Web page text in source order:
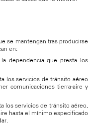
se mantengan tras producirse
en:
dependencia que presta los
los servicios de tránsito aéreo
comunicaciones tierra-aire y
los servicios de tránsito aéreo,
hasta el mínimo especificado